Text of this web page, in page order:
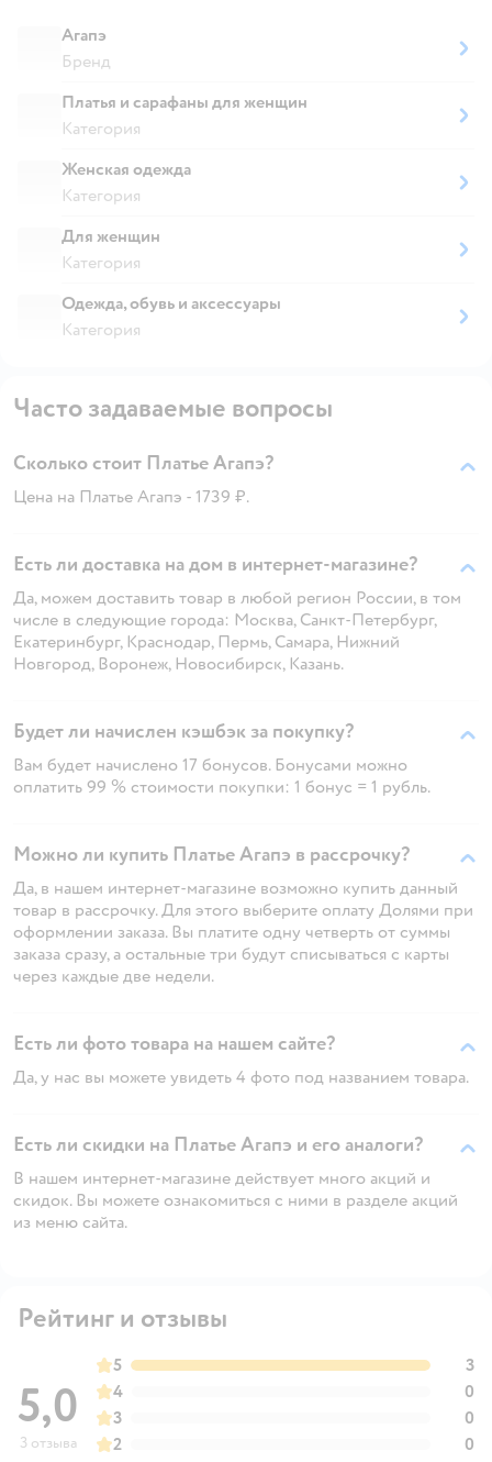
Агапэ
Бренд
Платья и сарафаны для женщин
Категория
Женская одежда
Категория
Для женщин
Категория
Одежда, обувь и аксессуары
Категория
Часто задаваемые вопросы
Сколько стоит Платье Агапэ?
Цена на Платье Агапэ - 1739 ₽.
Есть ли доставка на дом в интернет-магазине?
Да, можем доставить товар в любой регион России, в том
числе в следующие города: Москва, Санкт-Петербург,
Екатеринбург, Краснодар, Пермь, Самара, Нижний
Новгород, Воронеж, Новосибирск, Казань.
Будет ли начислен кэшбэк за покупку?
Вам будет начислено 17 бонусов. Бонусами можно
оплатить 99 % стоимости покупки: 1 бонус = 1 рубль.
Можно ли купить Платье Агапэ в рассрочку?
Да, в нашем интернет-магазине возможно купить данный
товар в рассрочку. Для этого выберите оплату Долями при
оформлении заказа. Вы платите одну четверть от суммы
заказа сразу, а остальные три будут списываться с карты
через каждые две недели.
Есть ли фото товара на нашем сайте?
Да, у нас вы можете увидеть 4 фото под названием товара.
Есть ли скидки на Платье Агапэ и его аналоги?
В нашем интернет-магазине действует много акций и
скидок. Вы можете ознакомиться с ними в разделе акций
из меню сайта.
Рейтинг и отзывы
5,0
3 отзыва
5
3
4
0
3
0
2
0